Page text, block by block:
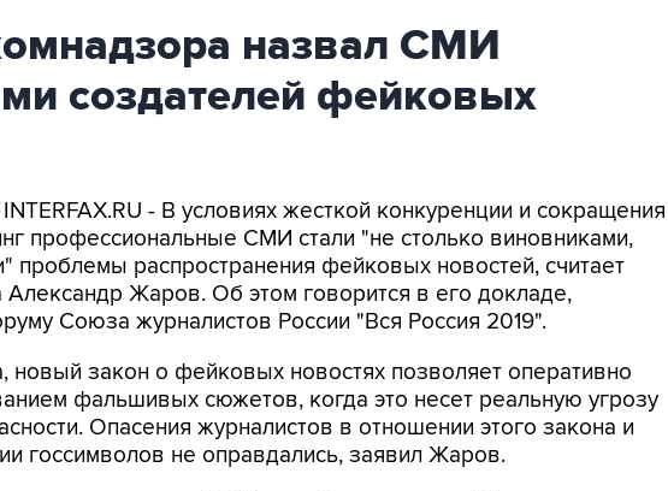
назвал СМИ
создателей фейковых
- В условиях жесткой конкуренции и сокращения
профессиональные СМИ стали "не столько виновниками,
проблемы распространения фейковых новостей, считает
Александр Жаров. Об этом говорится в его докладе,
Союза журналистов России "Вся Россия 2019".
новый закон о фейковых новостях позволяет оперативно
фальшивых сюжетов, когда это несет реальную угрозу
Опасения журналистов в отношении этого закона и
госсимволов не оправдались, заявил Жаров.